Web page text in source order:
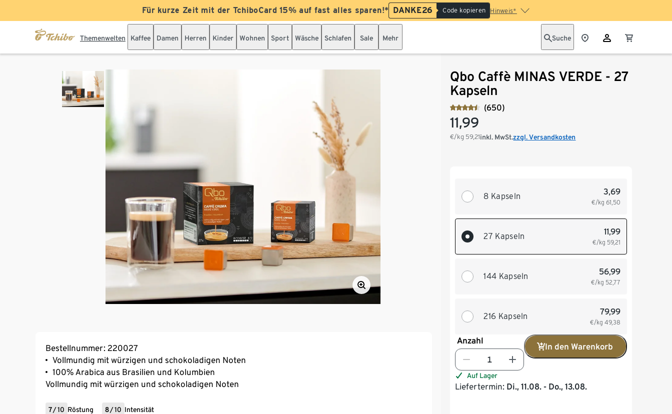
Für kurze Zeit mit der TchiboCard 15% auf fast alles sparen!* DANKE26 Code kopieren Hinweis*
Themenwelten Kaffee Damen Herren Kinder Wohnen Sport Wäsche Schlafen Sale Mehr Suche
Qbo Caffè MINAS VERDE - 27
Kapseln
(650)
11,99
€/kg 59,21inkl. MwSt.zzgl. Versandkosten
8 Kapseln 3,69
€/kg 61,50
27 Kapseln 11,99
€/kg 59,21
144 Kapseln 56,99
€/kg 52,77
216 Kapseln 79,99
€/kg 49,38
Anzahl
In den Warenkorb
Auf Lager
Liefertermin: Di., 11.08. - Do., 13.08.
Bestellnummer: 220027
Vollmundig mit würzigen und schokoladigen Noten
100% Arabica aus Brasilien und Kolumbien
Vollmundig mit würzigen und schokoladigen Noten
7/10 Röstung 8/10 Intensität